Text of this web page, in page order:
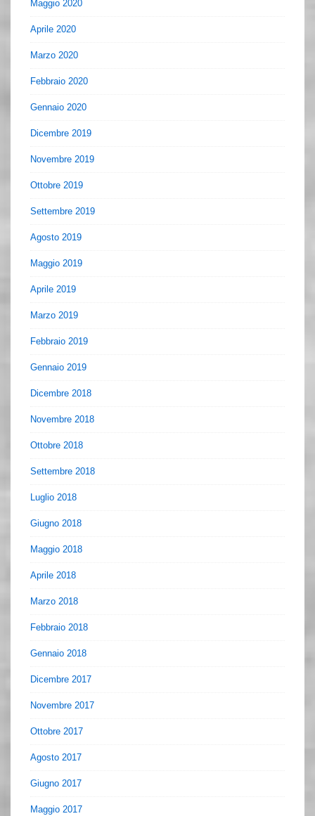
Maggio 2020
Aprile 2020
Marzo 2020
Febbraio 2020
Gennaio 2020
Dicembre 2019
Novembre 2019
Ottobre 2019
Settembre 2019
Agosto 2019
Maggio 2019
Aprile 2019
Marzo 2019
Febbraio 2019
Gennaio 2019
Dicembre 2018
Novembre 2018
Ottobre 2018
Settembre 2018
Luglio 2018
Giugno 2018
Maggio 2018
Aprile 2018
Marzo 2018
Febbraio 2018
Gennaio 2018
Dicembre 2017
Novembre 2017
Ottobre 2017
Agosto 2017
Giugno 2017
Maggio 2017